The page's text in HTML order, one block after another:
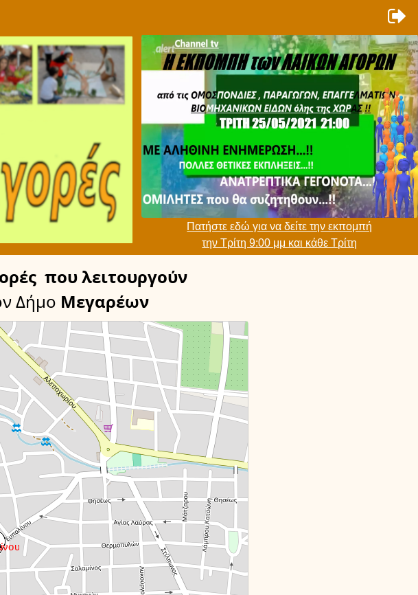
Πατήστε εδώ για να δείτε την εκπομπή
την Τρίτη 9:00 μμ και κάθε Τρίτη
που λειτουργούν
Δήμο Μεγαρέων